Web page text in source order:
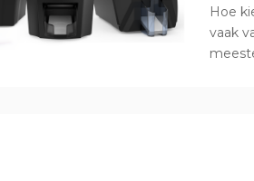
Hoe
vaak